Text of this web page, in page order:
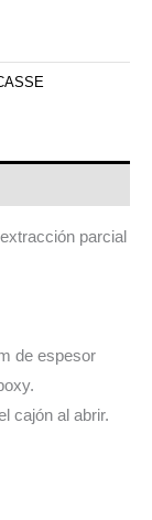
parcial
de espesor
cajón al abrir.